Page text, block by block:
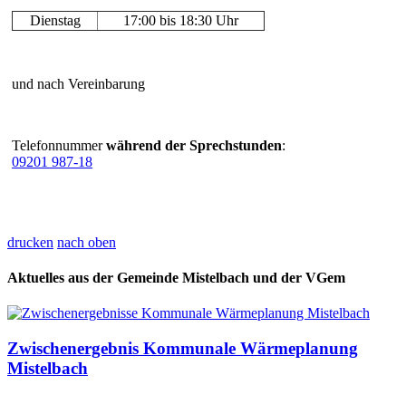
Dienstag 17:00 bis 18:30 Uhr
und nach Vereinbarung
Telefonnummerwährend der Sprechstunden:
09201 987-18
drucken nach oben
Aktuelles aus der Gemeinde Mistelbach und der VGem
Zwischenergebnis Kommunale Wärmeplanung
Mistelbach